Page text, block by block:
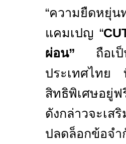
“ความยืดหยุ่น
แคมเปญ “
ผ่อน”
ถือเ
ประเทศไทย
สิทธิพิเศษอยู่ฟ
ดังกล่าวจะเส
ปลดล็อกข้อจำ